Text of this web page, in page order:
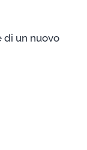
di un nuovo